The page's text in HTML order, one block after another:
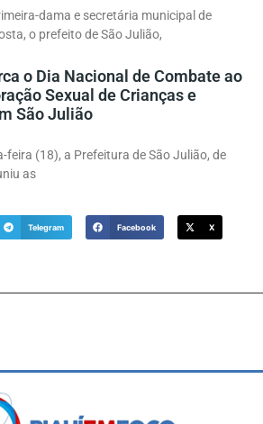
dama e secretária municipal de
o prefeito de São Julião,
o Dia Nacional de Combate ao
Sexual de Crianças e
São Julião
feira (18), a Prefeitura de São Julião, de
as
Telegram Facebook X